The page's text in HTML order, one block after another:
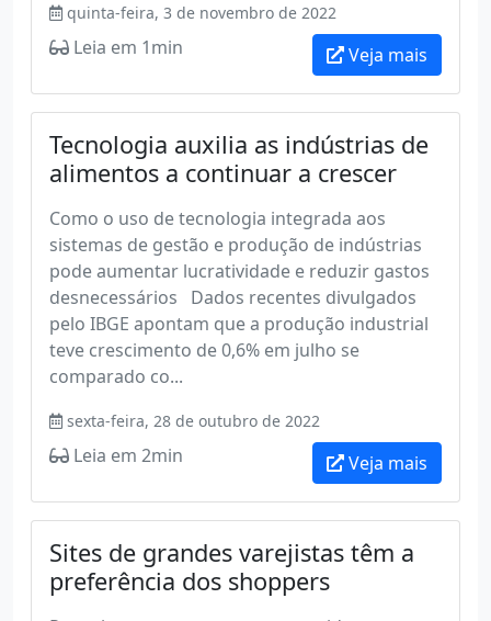
quinta-feira, 3 de novembro de 2022
Leia em 1min Veja mais
Tecnologia auxilia as indústrias de
alimentos a continuar a crescer
Como o uso de tecnologia integrada aos
sistemas de gestão e produção de indústrias
pode aumentar lucratividade e reduzir gastos
desnecessários Dados recentes divulgados
pelo IBGE apontam que a produção industrial
teve crescimento de 0,6% em julho se
comparado co...
sexta-feira, 28 de outubro de 2022
Leia em 2min Veja mais
Sites de grandes varejistas têm a
preferência dos shoppers